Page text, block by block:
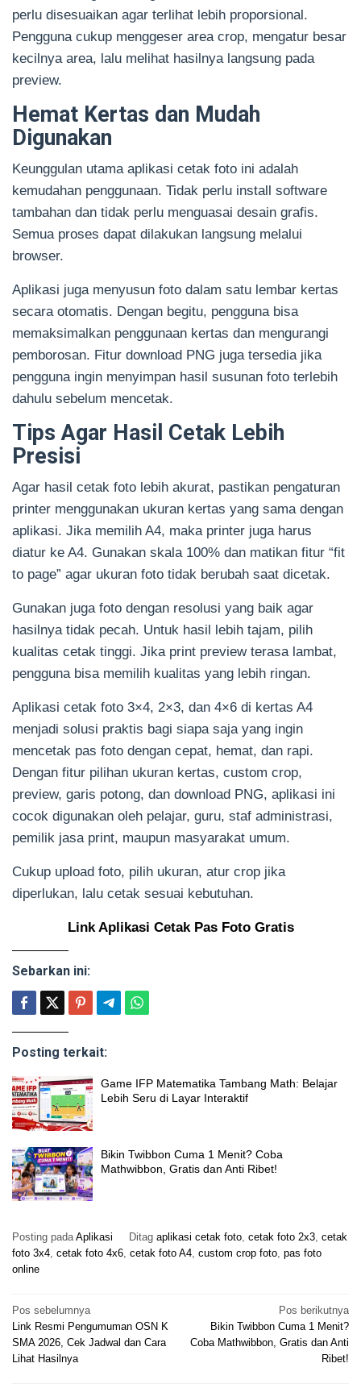
perlu disesuaikan agar terlihat lebih proporsional.
Pengguna cukup menggeser area crop, mengatur besar
kecilnya area, lalu melihat hasilnya langsung pada
preview.
Hemat Kertas dan Mudah
Digunakan
Keunggulan utama aplikasi cetak foto ini adalah
kemudahan penggunaan. Tidak perlu install software
tambahan dan tidak perlu menguasai desain grafis.
Semua proses dapat dilakukan langsung melalui
browser.
Aplikasi juga menyusun foto dalam satu lembar kertas
secara otomatis. Dengan begitu, pengguna bisa
memaksimalkan penggunaan kertas dan mengurangi
pemborosan. Fitur download PNG juga tersedia jika
pengguna ingin menyimpan hasil susunan foto terlebih
dahulu sebelum mencetak.
Tips Agar Hasil Cetak Lebih
Presisi
Agar hasil cetak foto lebih akurat, pastikan pengaturan
printer menggunakan ukuran kertas yang sama dengan
aplikasi. Jika memilih A4, maka printer juga harus
diatur ke A4. Gunakan skala 100% dan matikan fitur “fit
to page” agar ukuran foto tidak berubah saat dicetak.
Gunakan juga foto dengan resolusi yang baik agar
hasilnya tidak pecah. Untuk hasil lebih tajam, pilih
kualitas cetak tinggi. Jika print preview terasa lambat,
pengguna bisa memilih kualitas yang lebih ringan.
Aplikasi cetak foto 3×4, 2×3, dan 4×6 di kertas A4
menjadi solusi praktis bagi siapa saja yang ingin
mencetak pas foto dengan cepat, hemat, dan rapi.
Dengan fitur pilihan ukuran kertas, custom crop,
preview, garis potong, dan download PNG, aplikasi ini
cocok digunakan oleh pelajar, guru, staf administrasi,
pemilik jasa print, maupun masyarakat umum.
Cukup upload foto, pilih ukuran, atur crop jika
diperlukan, lalu cetak sesuai kebutuhan.
Link Aplikasi Cetak Pas Foto Gratis
Sebarkan ini:
Posting terkait:
Game IFP Matematika Tambang Math: Belajar
Lebih Seru di Layar Interaktif
Bikin Twibbon Cuma 1 Menit? Coba
Mathwibbon, Gratis dan Anti Ribet!
Posting padaAplikasi Ditag aplikasi cetak foto, cetak foto 2x3, cetak
foto 3x4, cetak foto 4x6, cetak foto A4, custom crop foto, pas foto
online
Navigasi
pos
Pos sebelumnya
Link Resmi Pengumuman OSN K
SMA 2026, Cek Jadwal dan Cara
Lihat Hasilnya
Pos berikutnya
Bikin Twibbon Cuma 1 Menit?
Coba Mathwibbon, Gratis dan Anti
Ribet!